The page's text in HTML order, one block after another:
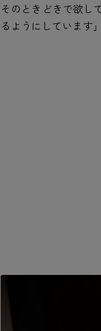
そのときどきで欲し
るようにしています」